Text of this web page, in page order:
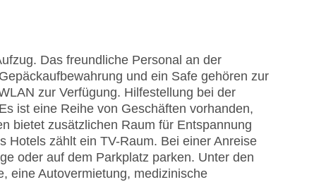
Das freundliche Personal an der
und ein Safe gehören zur
zur Verfügung. Hilfestellung bei der
ist eine Reihe von Geschäften vorhanden,
bietet zusätzlichen Raum für Entspannung
Hotels zählt ein TV-Raum. Bei einer Anreise
oder auf dem Parkplatz parken. Unter den
eine Autovermietung, medizinische